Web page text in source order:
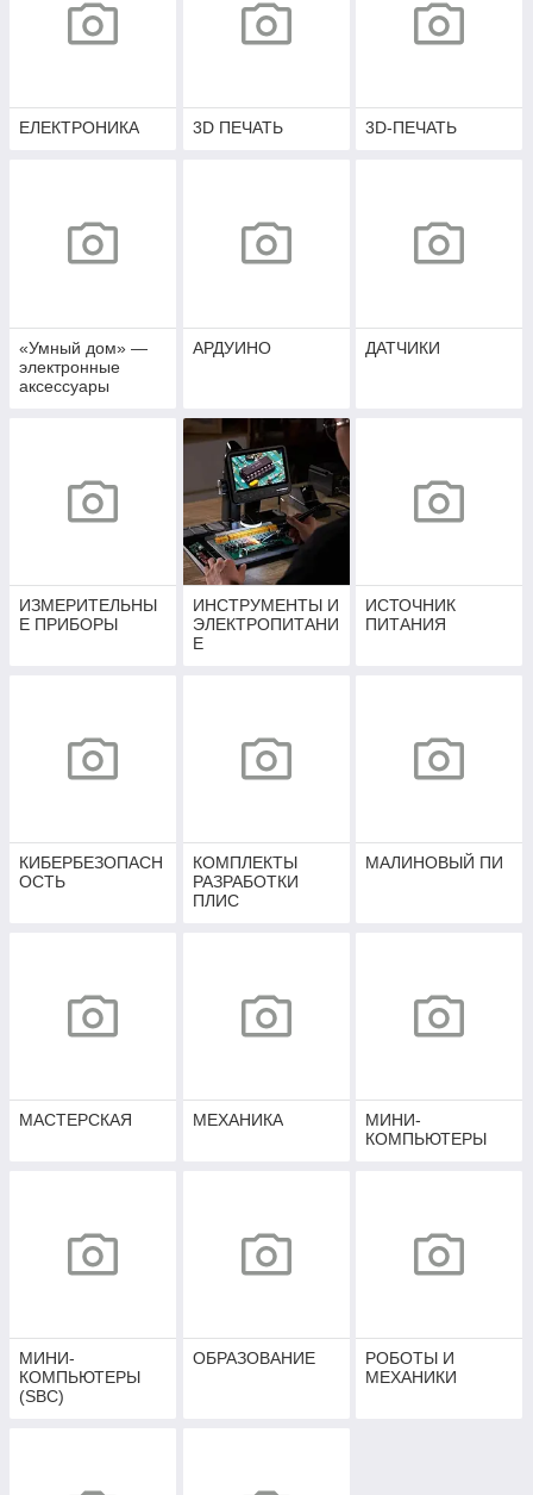
ЕЛЕКТРОНИКА 3D ПЕЧАТЬ 3D-ПЕЧАТЬ
«Умный дом» —
электронные
аксессуары
АРДУИНО ДАТЧИКИ
ИЗМЕРИТЕЛЬНЫ
Е ПРИБОРЫ
ИНСТРУМЕНТЫ И
ЭЛЕКТРОПИТАНИ
Е
ИСТОЧНИК
ПИТАНИЯ
КИБЕРБЕЗОПАСН
ОСТЬ
КОМПЛЕКТЫ
РАЗРАБОТКИ
ПЛИС
МАЛИНОВЫЙ ПИ
МАСТЕРСКАЯ МЕХАНИКА
МИНИ-
КОМПЬЮТЕРЫ
МИНИ-
КОМПЬЮТЕРЫ
(SBC)
ОБРАЗОВАНИЕ
РОБОТЫ И
МЕХАНИКИ